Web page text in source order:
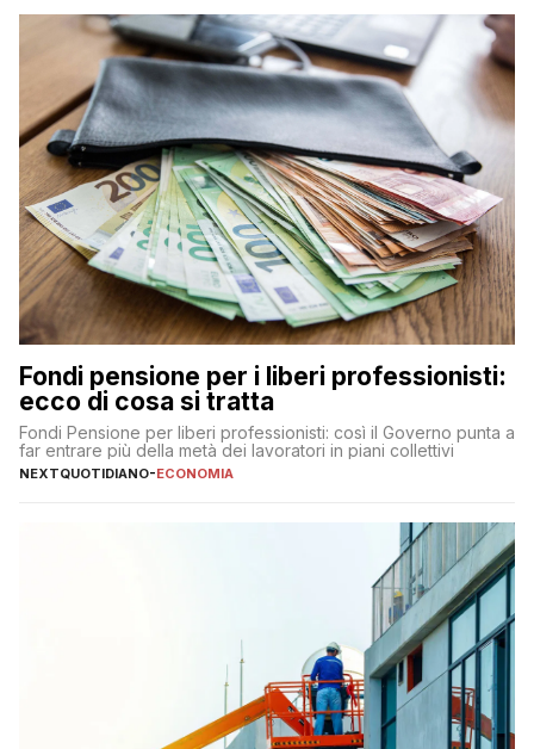
Fondi pensione per i liberi professionisti:
ecco di cosa si tratta
Fondi Pensione per liberi professionisti: così il Governo punta a
far entrare più della metà dei lavoratori in piani collettivi
NEXTQUOTIDIANO-ECONOMIA